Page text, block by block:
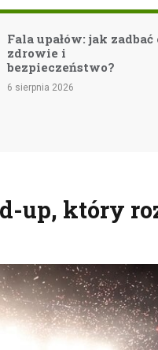
Fala upałów: jak zadbać
zdrowie i
bezpieczeństwo?
6 sierpnia 2026
up, który